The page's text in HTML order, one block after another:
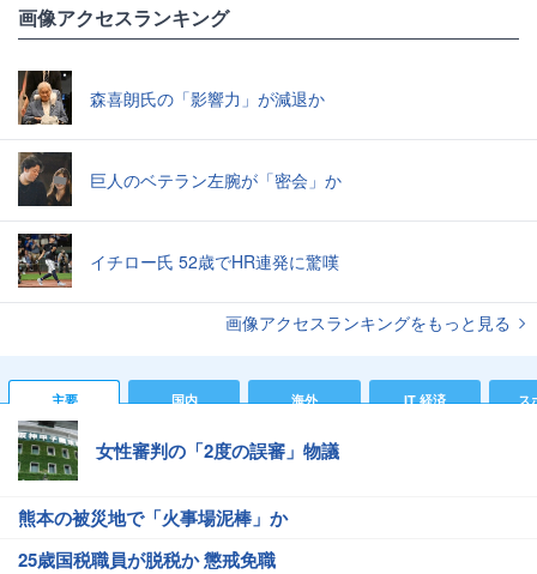
画像アクセスランキング
森喜朗氏の「影響力」が減退か
巨人のベテラン左腕が「密会」か
イチロー氏 52歳でHR連発に驚嘆
画像アクセスランキングをもっと見る
主要 国内 海外 IT 経済 ス
女性審判の「2度の誤審」物議
熊本の被災地で「火事場泥棒」か
25歳国税職員が脱税か 懲戒免職